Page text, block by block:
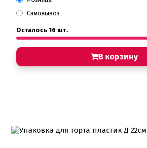
Самовывоз
Осталось 16 шт.
В корзину